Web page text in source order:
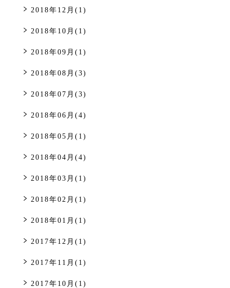
2018年12月(1)
2018年10月(1)
2018年09月(1)
2018年08月(3)
2018年07月(3)
2018年06月(4)
2018年05月(1)
2018年04月(4)
2018年03月(1)
2018年02月(1)
2018年01月(1)
2017年12月(1)
2017年11月(1)
2017年10月(1)